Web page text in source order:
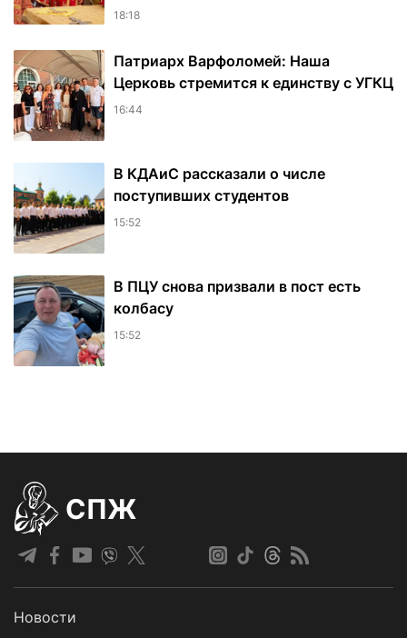
18:18
Патриарх Варфоломей: Наша
Церковь стремится к единству с УГКЦ
16:44
В КДАиС рассказали о числе
поступивших студентов
15:52
В ПЦУ снова призвали в пост есть
колбасу
15:52
СПЖ
Новости